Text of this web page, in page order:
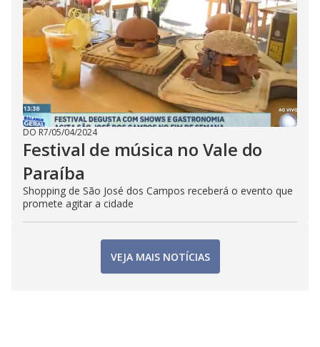
DO R7/05/04/2024
Festival de música no Vale do
Paraíba
Shopping de São José dos Campos receberá o evento que
promete agitar a cidade
VEJA MAIS NOTÍCIAS